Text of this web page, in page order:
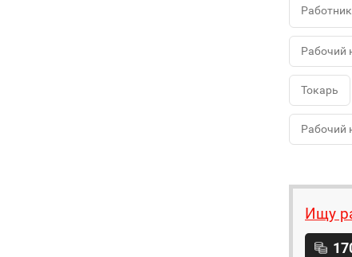
Рабочий
Токарь
Рабочий
Ищу